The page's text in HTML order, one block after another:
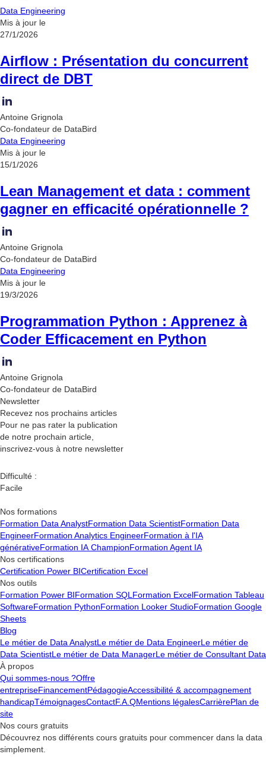
Data Engineering
Mis à jour le
27/1/2026
Airflow : Présentation du concurrent
direct de DBT
Antoine Grignola
Co-fondateur de DataBird
Data Engineering
Mis à jour le
15/1/2026
Lean Management et data : comment
gagner en efficacité opérationnelle ?
Antoine Grignola
Co-fondateur de DataBird
Data Engineering
Mis à jour le
19/3/2026
Programmation Python : Apprenez à
Coder Efficacement en Python
Antoine Grignola
Co-fondateur de DataBird
Newsletter
Recevez nos prochains articles
Pour ne pas rater la publication
de notre prochain article,
inscrivez-vous à notre newsletter
Difficulté :
Facile
Nos formations
Formation Data AnalystFormation Data ScientistFormation Data
EngineerFormation Analytics EngineerFormation à l'IA
générativeFormation IA ChampionFormation Agent IA
Nos certifications
Certification Power BICertification Excel
Nos outils
Formation Power BIFormation SQL Formation ExcelFormation Tableau
SoftwareFormation PythonFormation Looker StudioFormation Google
Sheets
Blog
Le métier de Data AnalystLe métier de Data EngineerLe métier de
Data ScientistLe métier de Data ManagerLe métier de Consultant Data
À propos
Qui sommes-nous ?Offre
entrepriseFinancementPédagogieAccessibilité & accompagnement
handicapTémoignagesContactF.A.QMentions légalesCarrièrePlan de
site
Nos cours gratuits
Découvrez nos différents cours gratuits pour commencer dans la data
simplement.